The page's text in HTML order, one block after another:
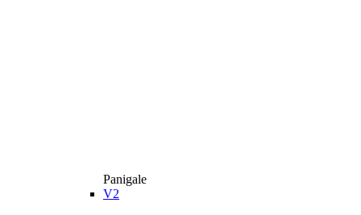
Panigale
V2